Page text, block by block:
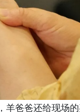
羊爸爸还给现场